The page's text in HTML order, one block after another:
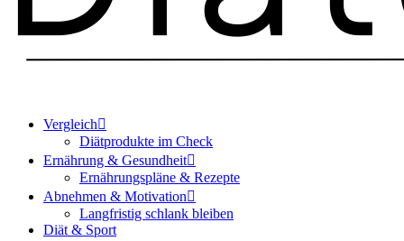
Vergleich
Diätprodukte im Check
Ernährung & Gesundheit
Ernährungspläne & Rezepte
Abnehmen & Motivation
Langfristig schlank bleiben
Diät & Sport